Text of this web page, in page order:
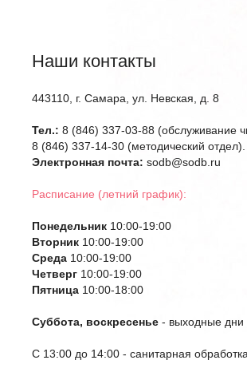
Наши контакты
443110, г. Самара, ул. Невская, д. 8
Тел.: 8 (846) 337-03-88 (обслуживание
8 (846) 337-14-30 (методический отдел).
Электронная почта: sodb@sodb.ru
Расписание (летний график):
Понедельник 10:00-19:00
Вторник 10:00-19:00
Среда 10:00-19:00
Четверг 10:00-19:00
Пятница 10:00-18:00
Суббота, воскресенье - выходные дни
С 13:00 до 14:00 - санитарная